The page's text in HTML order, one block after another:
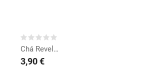
Chá Revelação Balão 45cm
3,90 €